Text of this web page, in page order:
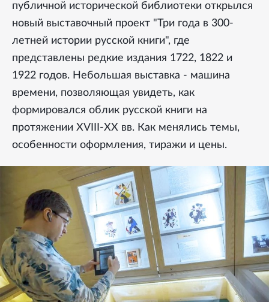
публичной исторической библиотеки открылся
новый выставочный проект "Три года в 300-
летней истории русской книги", где
представлены редкие издания 1722, 1822 и
1922 годов. Небольшая выставка - машина
времени, позволяющая увидеть, как
формировался облик русской книги на
протяжении XVIII-XX вв. Как менялись темы,
особенности оформления, тиражи и цены.